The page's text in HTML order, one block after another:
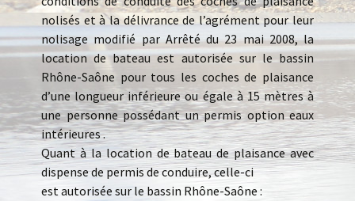
nolisés et à la délivrance de l’agrément pour leur
nolisage modifié par Arrêté du 23 mai 2008, la
location de bateau est autorisée sur le bassin
Rhône-Saône pour tous les coches de plaisance
d’une longueur inférieure ou égale à 15 mètres à
une personne possédant un permis option eaux
intérieures .
Quant à la location de bateau de plaisance avec
dispense de permis de conduire, celle-ci
est autorisée sur le bassin Rhône-Saône :